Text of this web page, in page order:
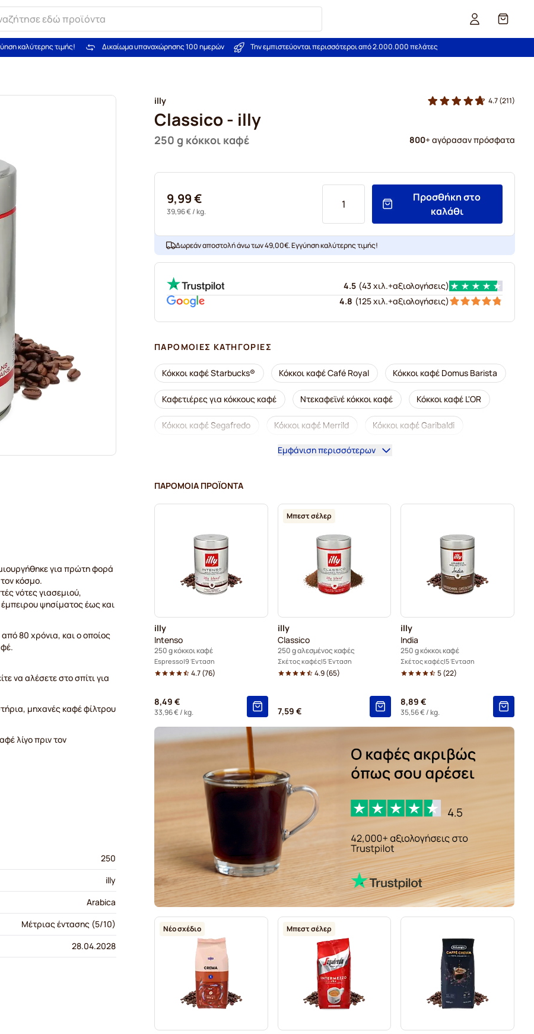
Καλάθι
καλύτερης τιμής! Δικαίωμα υπαναχώρησης 100 ημερών Την εμπιστεύονται περισσότεροι από 2.000.000 πελάτες
illy
Classico - illy
250 g κόκκοι καφέ
4.7(211)
800+ αγόρασαν πρόσφατα
9,99 €
39,96 €/ kg.
Προσθήκη στο
καλάθι
Δωρεάν αποστολή άνω των 49,00€. Εγγύηση καλύτερης τιμής!
4.5 (43 χιλ.+αξιολογήσεις)
4.8 (125 χιλ.+αξιολογήσεις)
ΠΑΡΌΜΟΙΕΣ ΚΑΤΗΓΟΡΊΕΣ
Κόκκοι καφέ Starbucks® Κόκκοι καφέ Café Royal Κόκκοι καφέ Domus Barista
Καφετιέρες για κόκκους καφέ Ντεκαφεϊνέ κόκκοι καφέ Κόκκοι καφέ L'OR
Κόκκοι καφέ Segafredo Κόκκοι καφέ Merrild Κόκκοι καφέ Garibaldi
Κόκκοι καφέ Tonino Lamborghini Κόκκοι καφέ Gimoka
Εμφάνιση περισσότερων
ΠΑΡΌΜΟΙΑ ΠΡΟΪΌΝΤΑ
illy
Intenso
250 g κόκκοι καφέ
Espresso 9 Ένταση
4.7(76)
8,49 €
33,96 €/ kg.
Μπεστ σέλερ
illy
Classico
250 g αλεσμένος καφές
Σκέτος καφές 5 Ένταση
4.9(65)
7,59 €
illy
India
250 g κόκκοι καφέ
Σκέτος καφές 5 Ένταση
5(22)
8,89 €
35,56 €/ kg.
Νέο σχέδιο Μπεστ σέλερ
για πρώτη φορά
κόσμο.
νότες γιασεμιού,
ψησίματος έως και
από 80 χρόνια, και ο οποίος
να αλέσετε στο σπίτι για
μηχανές καφέ φίλτρου
λίγο πριν τον
250
illy
Arabica
Μέτριας έντασης (5/10)
28.04.2028